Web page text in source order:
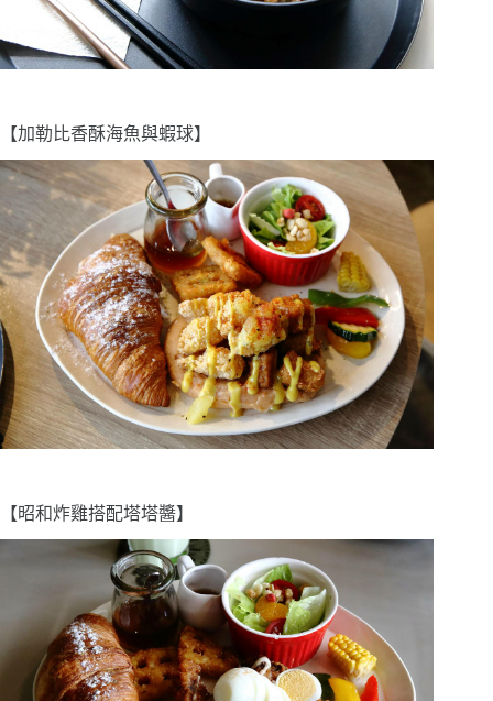
【加勒比香酥海魚與蝦球】
【昭和炸雞搭配塔塔醬】